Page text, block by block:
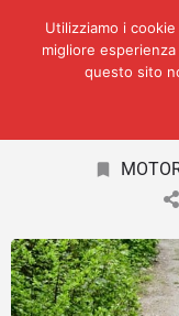
Utilizziamo i
migliore
questo sito